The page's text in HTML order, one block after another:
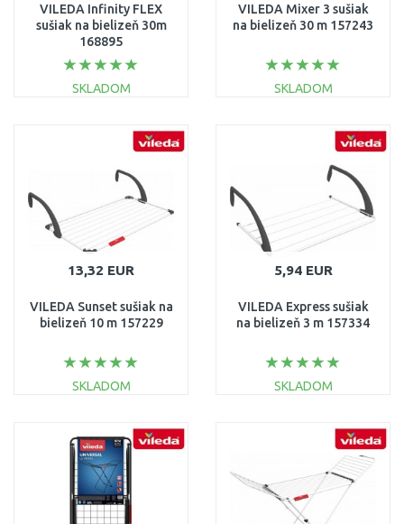
VILEDA Infinity FLEX
sušiak na bielizeň 30m
168895
SKLADOM
VILEDA Mixer 3 sušiak
na bielizeň 30 m 157243
SKLADOM
13,32 EUR
VILEDA Sunset sušiak na
bielizeň 10 m 157229
SKLADOM
Porovnať
5,94 EUR
VILEDA Express sušiak
na bielizeň 3 m 157334
SKLADOM